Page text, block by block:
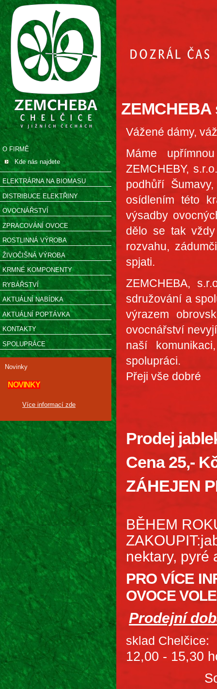
O FIRMĚ
Kde nás najdete
ELEKTRÁRNA NA BIOMASU
DISTRIBUCE ELEKTŘINY
OVOCNÁŘSTVÍ
ZPRACOVÁNÍ OVOCE
ROSTLINNÁ VÝROBA
ŽIVOČIŠNÁ VÝROBA
KRMNÉ KOMPONENTY
RYBÁŘSTVÍ
AKTUÁLNÍ NABÍDKA
AKTUÁLNÍ POPTÁVKA
KONTAKTY
SPOLUPRÁCE
Novinky
NOVINKY
Více informací zde
ZEMCHEBA
Vážené dámy,
Máme
ZEMCHEBY,
podhůří
osídlením této
výsadby
dělo se tak
rozvahu,
spjati.
ZEMCHEBA,
sdružování a
výrazem
ovocnářství
naší
spolupráci.
Přeji vše dobré
Prodej
Cena 25,-
ZÁHEJEN
BĚHEM
nektary, pyré
PRO VÍCE
OVOCE
Prodejní
sklad Chelčice:
12,00 - 15,30